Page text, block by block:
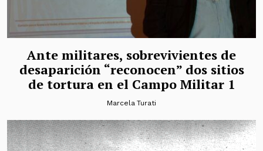
Ante militares, sobrevivientes de
desaparición “reconocen” dos sitios
de tortura en el Campo Militar 1
Marcela Turati